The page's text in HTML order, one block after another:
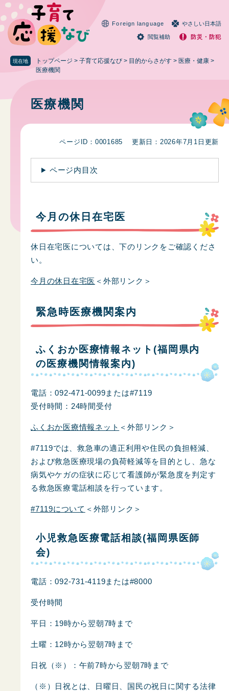
ペ
ー
ジ
Foreign language やさしい日本語
閲覧補助 防災・防犯
現在地 トップページ > 子育て応援なび > 目的からさがす > 医療・健康 >
医療機関
文
医療機関
ページID：0001685 更新日：2026年7月1日更新
ページ内目次
今月の休日在宅医
休日在宅医については、下のリンクをご確認くださ
い。
今月の休日在宅医 ＜外部リンク＞
緊急時医療機関案内
ふくおか医療情報ネット(福岡県内
の医療機関情報案内)
電話：092-471-0099または#7119
受付時間：24時間受付
ふくおか医療情報ネット ＜外部リンク＞
#7119では、救急車の適正利用や住民の負担軽減、
および救急医療現場の負荷軽減等を目的とし、急な
病気やケガの症状に応じて看護師が緊急度を判定す
る救急医療電話相談を行っています。
#7119について ＜外部リンク＞
小児救急医療電話相談(福岡県医師
会)
電話：092-731-4119または#8000
受付時間
平日：19時から翌朝7時まで
土曜：12時から翌朝7時まで
日祝（※）：午前7時から翌朝7時まで
（※）日祝とは、日曜日、国民の祝日に関する法律